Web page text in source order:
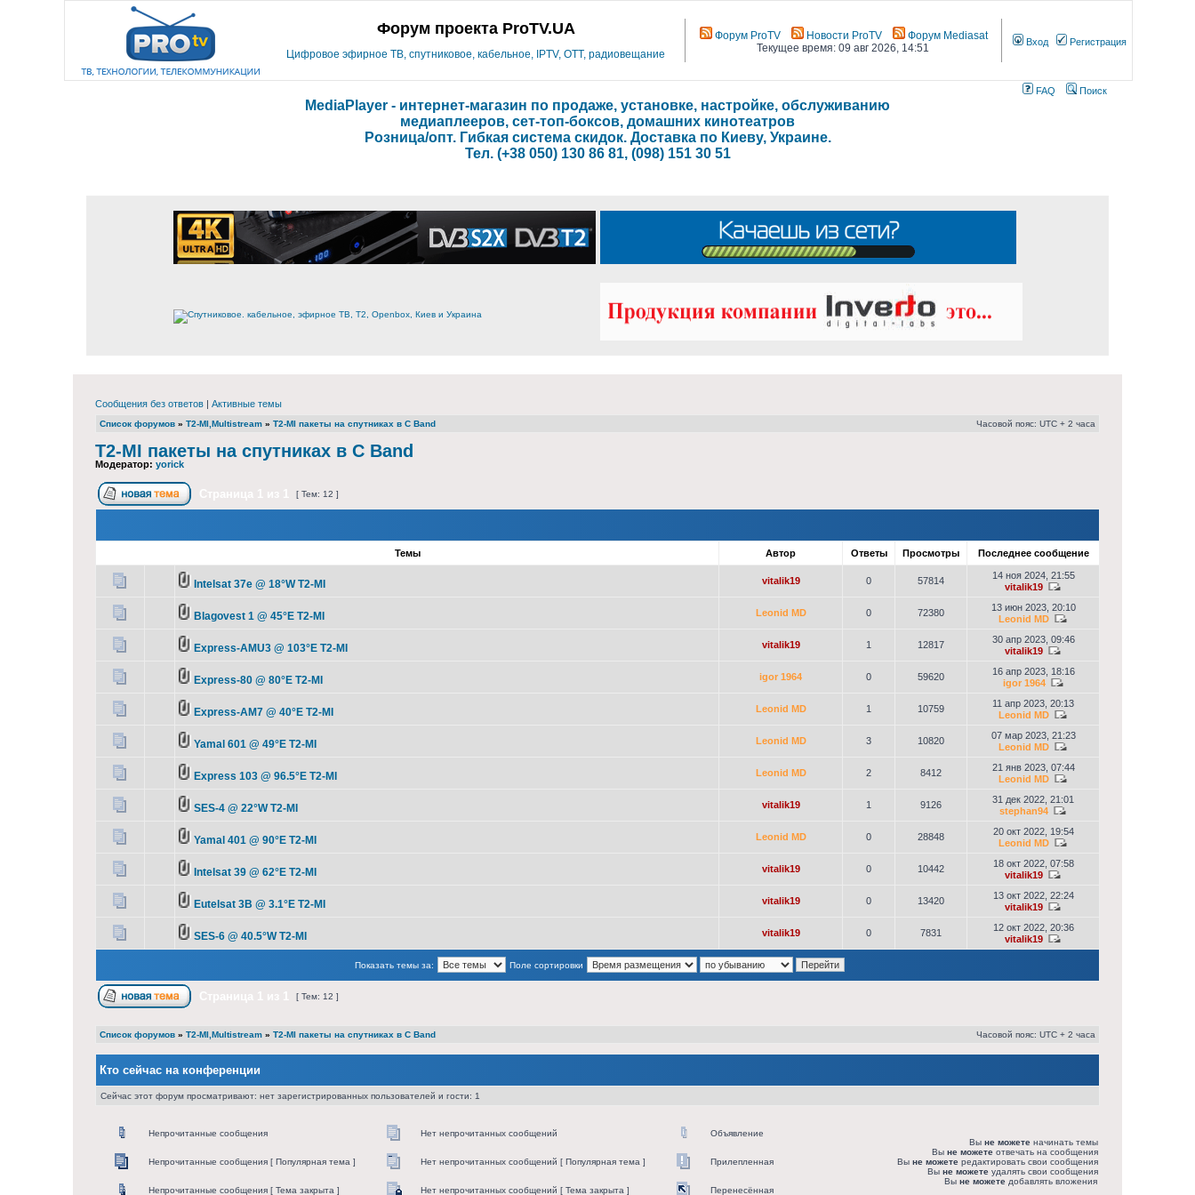
Форум проекта ProTV.UA
Цифровое эфирное ТВ, спутниковое, кабельное, IPTV, OTT, радиовещание
Форум ProTV Новости ProTV
Форум Mediasat
Текущее время: 09 авг 2026, 14:51
Вход Регистрация
FAQ Поиск
MediaPlayer - интернет-магазин по продаже, установке, настройке, обслуживанию
медиаплееров, сет-топ-боксов, домашних кинотеатров
Розница/опт. Гибкая система скидок. Доставка по Киеву, Украине.
Тел. (+38 050) 130 86 81, (098) 151 30 51
Сообщения без ответов | Активные темы
Список форумов » T2-MI,Multistream » T2-MI пакеты на спутниках в С Band Часовой пояс: UTC + 2 часа
T2-MI пакеты на спутниках в С Band
Модератор: yorick
[ Тем: 12 ]
Темы Автор Ответы Просмотры Последнее сообщение
Intelsat 37e @ 18°W T2-MI vitalik19 0 57814
14 ноя 2024, 21:55
vitalik19
Blagovest 1 @ 45°E T2-MI Leonid MD 0 72380
13 июн 2023, 20:10
Leonid MD
Express-AMU3 @ 103°E T2-MI vitalik19 1 12817
30 апр 2023, 09:46
vitalik19
Express-80 @ 80°E T2-MI igor 1964 0 59620
16 апр 2023, 18:16
igor 1964
Express-AM7 @ 40°E T2-MI Leonid MD 1 10759
11 апр 2023, 20:13
Leonid MD
Yamal 601 @ 49°E T2-MI Leonid MD 3 10820
07 мар 2023, 21:23
Leonid MD
Express 103 @ 96.5°E T2-MI Leonid MD 2 8412
21 янв 2023, 07:44
Leonid MD
SES-4 @ 22°W T2-MI vitalik19 1 9126
31 дек 2022, 21:01
stephan94
Yamal 401 @ 90°E T2-MI Leonid MD 0 28848
20 окт 2022, 19:54
Leonid MD
Intelsat 39 @ 62°E T2-MI vitalik19 0 10442
18 окт 2022, 07:58
vitalik19
Eutelsat 3B @ 3.1°E T2-MI vitalik19 0 13420
13 окт 2022, 22:24
vitalik19
SES-6 @ 40.5°W T2-MI vitalik19 0 7831
12 окт 2022, 20:36
vitalik19
Показать темы за: Поле сортировки
[ Тем: 12 ]
Список форумов » T2-MI,Multistream » T2-MI пакеты на спутниках в С Band Часовой пояс: UTC + 2 часа
Кто сейчас на конференции
Сейчас этот форум просматривают: нет зарегистрированных пользователей и гости: 1
Непрочитанные сообщения Нет непрочитанных сообщений Объявление
Непрочитанные сообщения [ Популярная тема ] Нет непрочитанных сообщений [ Популярная тема ] Прилепленная
Непрочитанные сообщения [ Тема закрыта ] Нет непрочитанных сообщений [ Тема закрыта ] Перенесённая
Вы не можете начинать темы
Вы не можете отвечать на сообщения
Вы не можете редактировать свои сообщения
Вы не можете удалять свои сообщения
Вы не можете добавлять вложения